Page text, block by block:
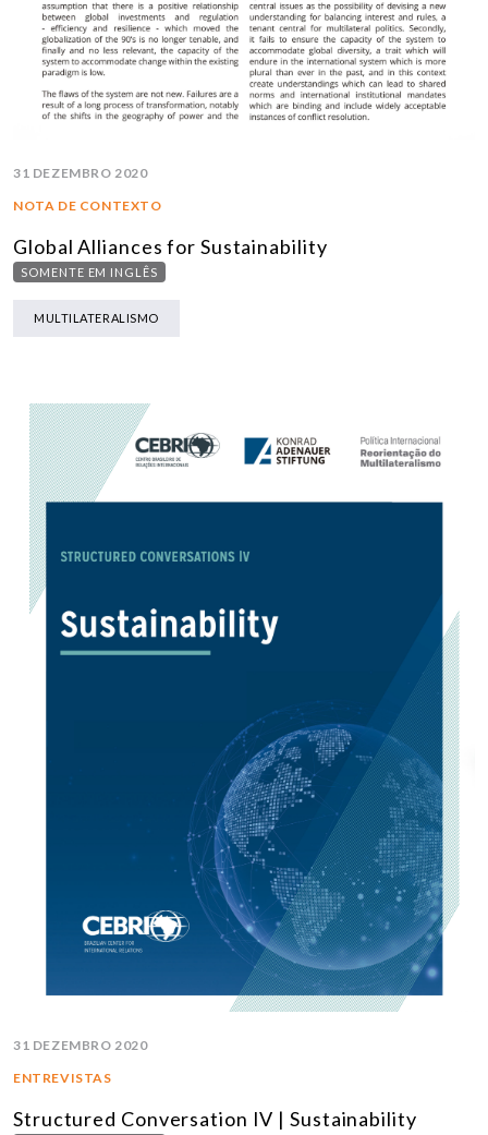
31 DEZEMBRO 2020
NOTA DE CONTEXTO
Global Alliances for Sustainability
SOMENTE EM INGLÊS
MULTILATERALISMO
31 DEZEMBRO 2020
ENTREVISTAS
Structured Conversation IV | Sustainability